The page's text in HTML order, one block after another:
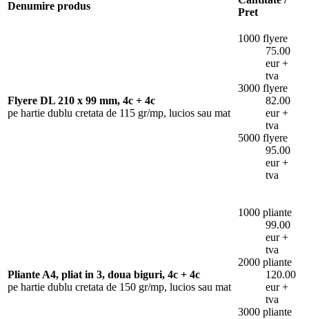
Denumire produs
Pret
Flyere DL 210 x 99 mm, 4c + 4c
pe hartie dublu cretata de 115 gr/mp, lucios sau mat
1000 flyere
75.00
eur +
tva
3000 flyere
82.00
eur +
tva
5000 flyere
95.00
eur +
tva
Pliante A4, pliat in 3, doua biguri, 4c + 4c
pe hartie dublu cretata de 150 gr/mp, lucios sau mat
1000 pliante
99.00
eur +
tva
2000 pliante
120.00
eur +
tva
3000 pliante